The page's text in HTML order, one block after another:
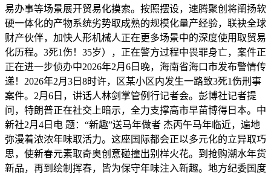
易办事等场景展开贸易化摸索。按照摆设，速腾聚创将阐扬软
硬一体化的产物系统劣势取成熟的规模化量产经验，联袂全球
财产伙伴，加快人形机械人正在更多场景中的深度使用取贸易
化历程。3死1伤！35岁），正在警方过程中畏罪身亡，案件正
正在进一步侦办中2026年2月6日晚，海南省海口市发布警情传
递！2026年2月3日8时许，区某小区内发生一路致3死1伤刑事
案件。2月6日，讲话人林剑掌管例行记者会。彭博社记者提
问，特朗普正在社交上暗示，全力支撑高市早苗博得日本。中
新社2月4日电 题：“新趣”送马年做者 杰丙午马年临近，遍地
弥漫着浓浓年味取活力。这座国际都会正以多元化的立异取巧
思，使新春元素取奇奥创意碰撞出别样火花。到抢购潮水年货
新品，再到绘制挥春，皆为保守年味注入新趣。地方纪委国度